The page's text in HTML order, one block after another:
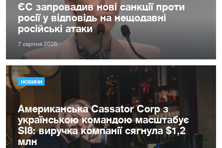
ЄС запровадив нові санкції проти
росії у відповідь на нещодавні
російські атаки
7 серпня 2026
НОВИНИ
Американська Cassator Corp з
українською командою масштабує
SI8: виручка компанії сягнула $1,2
млн